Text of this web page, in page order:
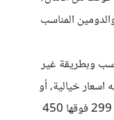
المناسب
وبطريقة غير
خيالية، أو
سعر شبه مجاني، أو أكتب السعر 299 فوقها 450